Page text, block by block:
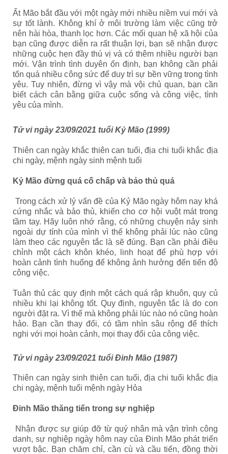
Ất Mão bắt đầu với một ngày mới nhiều niềm vui mới và
sự tốt lành. Không khí ở môi trường làm việc cũng trở
nên hài hòa, thanh lọc hơn. Các mối quan hệ xã hội của
bạn cũng được diễn ra rất thuận lợi, bạn sẽ nhận được
những cuộc hẹn đầy thú vị và có thêm nhiều người bạn
mới. Vận trình tình duyên ổn định, bạn không cần phải
tốn quá nhiều công sức để duy trì sự bền vững trong tình
yêu. Tuy nhiên, đừng vì vậy mà vội chủ quan, bạn cần
biết cách cân bằng giữa cuộc sống và công việc, tình
yêu của mình.
Tử vi ngày 23/09/2021 tuổi Kỷ Mão (1999)
Thiên can ngày khắc thiên can tuổi, địa chi tuổi khắc địa
chi ngày, mệnh ngày sinh mệnh tuổi
Kỷ Mão đừng quá cố chấp và bảo thủ quá
Trong cách xử lý vấn đề của Kỷ Mão ngày hôm nay khá
cứng nhắc và bảo thủ, khiến cho cơ hội vuột mát trong
tầm tay. Hãy luôn nhớ rằng, có những chuyện nảy sinh
ngoài dự tính của mình vì thế không phải lúc nào cũng
làm theo các nguyên tắc là sẽ đúng. Bạn cần phải điều
chỉnh một cách khôn khéo, linh hoạt để phù hợp với
hoàn cảnh tình huống để không ảnh hưởng đến tiến độ
công việc.
Tuân thủ các quy định một cách quá rập khuôn, quy củ
nhiều khi lại không tốt. Quy định, nguyên tắc là do con
người đặt ra. Vì thế mà không phải lúc nào nó cũng hoàn
hảo. Bạn cần thay đổi, có tầm nhìn sâu rộng để thích
nghi với mọi hoàn cảnh, mọi thay đổi của công việc.
Tử vi ngày 23/09/2021 tuổi Đinh Mão (1987)
Thiên can ngày sinh thiên can tuổi, địa chi tuổi khắc địa
chi ngày, mệnh tuổi mệnh ngày Hỏa
Đinh Mão thăng tiến trong sự nghiệp
Nhận được sự giúp đỡ từ quý nhân mà vận trình công
danh, sự nghiệp ngày hôm nay của Đinh Mão phát triển
vượt bậc. Bạn chăm chỉ, cần cù và cầu tiến, đồng thời